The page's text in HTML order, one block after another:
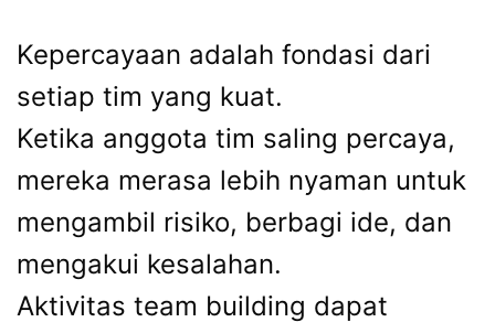
Kepercayaan adalah fondasi dari
setiap tim yang kuat.
Ketika anggota tim saling percaya,
mereka merasa lebih nyaman untuk
mengambil risiko, berbagi ide, dan
mengakui kesalahan.
Aktivitas team building dapat